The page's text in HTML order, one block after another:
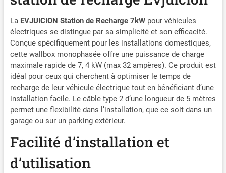
repères N / L1 / L2 assurent
des branchements clairs et
sécurisés. Grâce à son
câble flexible, choisissez
librement l’emplacement
idéal pour votre installation.
【Un design pensé pour
l’essentiel】Conçue autour
de ce qui compte vraiment,
cette wallbox 7kw s’intègre
discrètement aux façades
avec un design industriel
épuré. Son format compact
(30 × 21,5 × 10 cm) garde
La EVJUICION Station de Recharge 7kWpour véhicules
électriques se distingue par sa simplicité et son efficacité.
Conçue spécifiquement pour les installations domestiques,
cette wallbox monophasée offre une puissance de charge
maximale rapide de 7, 4 kW (max 32 ampères). Ce produit est
idéal pour ceux qui cherchent à optimiser le temps de
recharge de leur véhicule électrique tout en bénéficiant d’une
installation facile. Le câble type 2 d’une longueur de 5 mètres
permet une flexibilité dans l’installation, que ce soit dans un
garage ou sur un parking extérieur.
Facilité d’installation et
d’utilisation